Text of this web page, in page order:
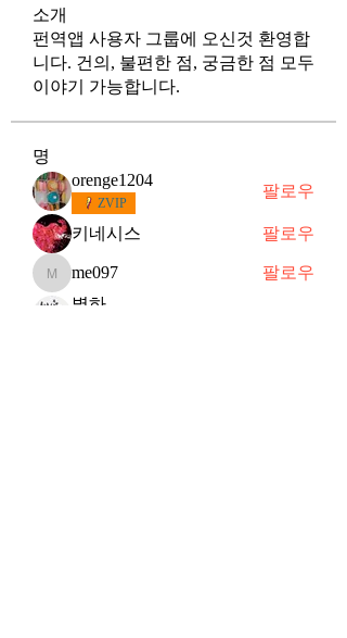
소개
펀역앱 사용자 그룹에 오신것 환영합
니다. 건의, 불편한 점, 궁금한 점 모두
이야기 가능합니다.
명
orenge1204
ZVIP
팔로우
키네시스 팔로우
me097
me097
팔로우
별하